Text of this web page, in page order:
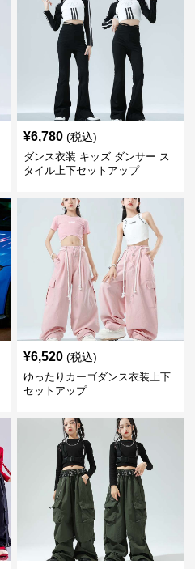
¥6,780 (税込)
ダンス衣装 キッズ ダンサー ス
タイル上下セットアップ
¥6,520 (税込)
ゆったりカーゴダンス衣装上下
セットアップ